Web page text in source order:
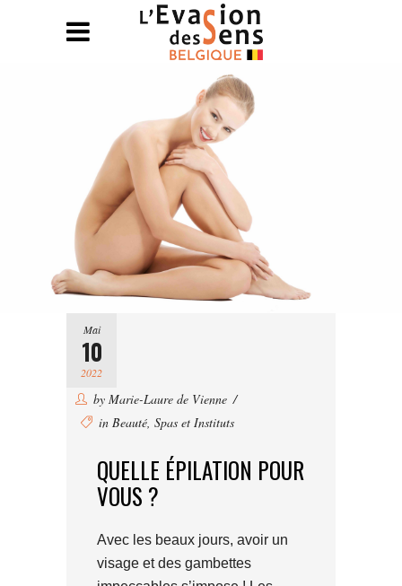
Mai
10
2022
by Marie-Laure de Vienne
in Beauté, Spas et Instituts
QUELLE ÉPILATION POUR
VOUS ?
Avec les beaux jours, avoir un
visage et des gambettes